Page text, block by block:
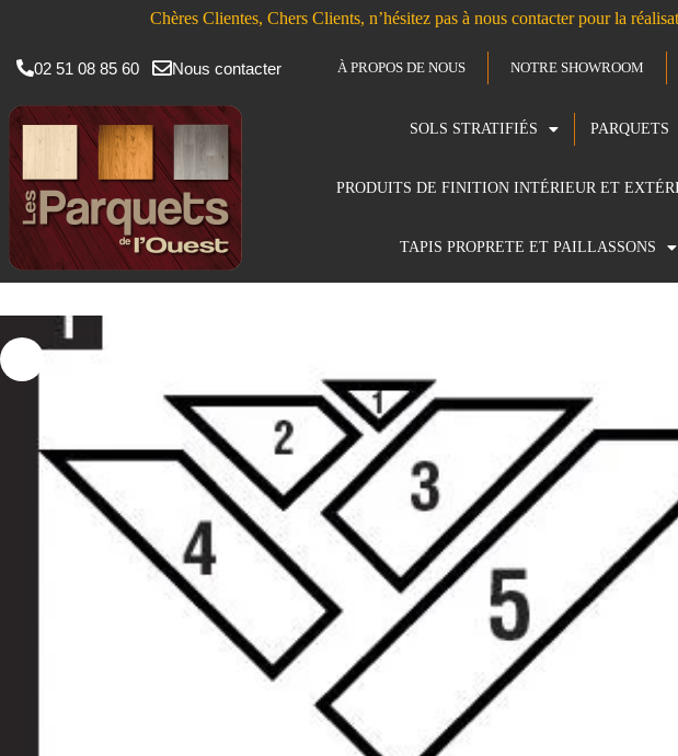
Chères Clientes, Chers Clients, n’hésitez pas à nous contacter pour la
02 51 08 85 60 Nous contacter À PROPOS DE NOUS NOTRE SHOWROOM
SOLS STRATIFIÉS PARQUETS
PRODUITS DE FINITION INTÉRIEUR ET
TAPIS PROPRETE ET PAILLASSONS